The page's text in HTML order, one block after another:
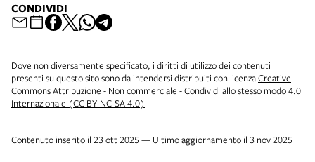
CONDIVIDI
Dove non diversamente specificato, i diritti di utilizzo dei contenuti
presenti su questo sito sono da intendersi distribuiti con licenzaCreative
Commons Attribuzione - Non commerciale - Condividi allo stesso modo 4.0
Internazionale (CC BY-NC-SA 4.0)
Contenuto inserito il 23 ott 2025 — Ultimo aggiornamento il 3 nov 2025